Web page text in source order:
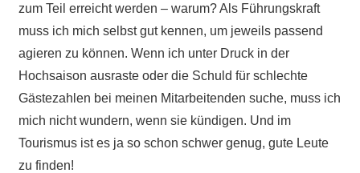
zum Teil erreicht werden – warum? Als Führungskraft
muss ich mich selbst gut kennen, um jeweils passend
agieren zu können. Wenn ich unter Druck in der
Hochsaison ausraste oder die Schuld für schlechte
Gästezahlen bei meinen Mitarbeitenden suche, muss ich
mich nicht wundern, wenn sie kündigen. Und im
Tourismus ist es ja so schon schwer genug, gute Leute
zu finden!